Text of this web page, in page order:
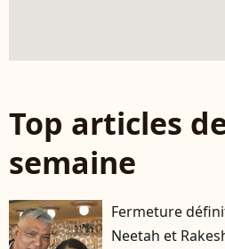
Top articles
semaine
Fermeture
Neetah et